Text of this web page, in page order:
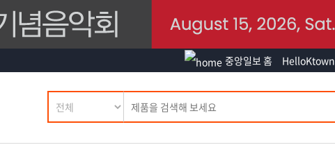
중앙일보 홈 HelloKtown